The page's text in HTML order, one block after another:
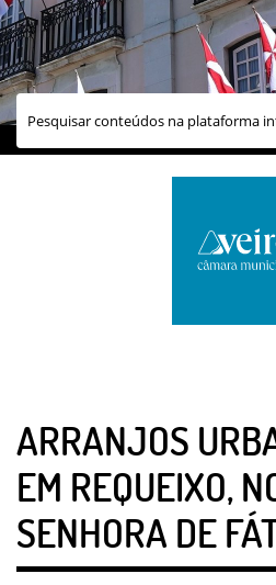
links úteis
ARRANJOS
EM REQUEIXO,
SENHORA DE